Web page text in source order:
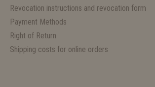
Revocation instructions and revocation form
Payment Methods
Right of Return
Shipping costs for online orders